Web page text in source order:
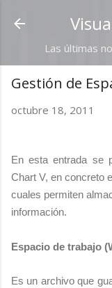
Las últimas
Gestión de
octubre 18, 2011
En esta entrada se
Chart V, en concreto
cuales permiten
información.
Espacio de trabajo
Es un archivo que